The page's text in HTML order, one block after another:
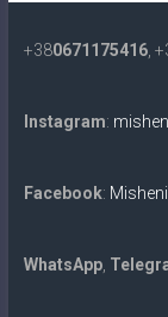
+380671175416,
Instagram:
Facebook:
WhatsApp,